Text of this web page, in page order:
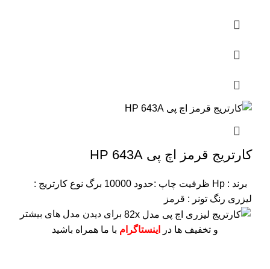
کارتریج قرمز اچ پی HP 643A
برند : Hp ظرفیت چاپ :حدود 10000 برگ
نوع کارتریج :
لیزری رنگ تونر : قرمز
برای دیدن مدل های بیشتر
و تخفیف ها در
اینستاگرام با ما همراه باشید